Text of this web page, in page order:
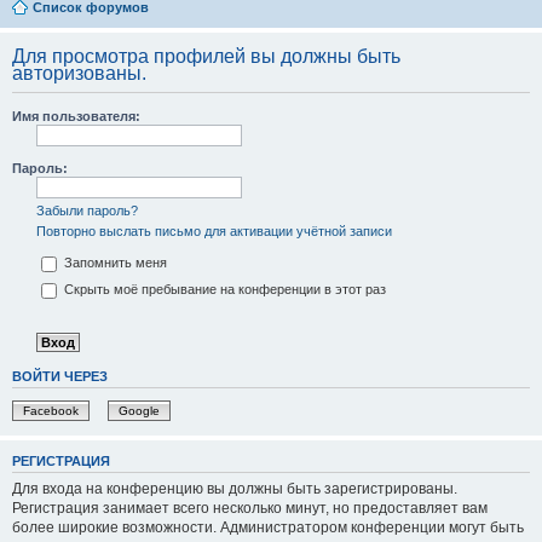
Список форумов
Для просмотра профилей вы должны быть
авторизованы.
Имя пользователя:
Пароль:
Забыли пароль?
Повторно выслать письмо для активации учётной записи
Запомнить меня
Скрыть моё пребывание на конференции в этот раз
ВОЙТИ ЧЕРЕЗ
Facebook Google
РЕГИСТРАЦИЯ
Для входа на конференцию вы должны быть зарегистрированы.
Регистрация занимает всего несколько минут, но предоставляет вам
более широкие возможности. Администратором конференции могут быть